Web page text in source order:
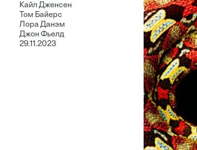
Кайл Дженсен
Том Байерс
Лора Данэм
Джон Фьелд
29.11.2023